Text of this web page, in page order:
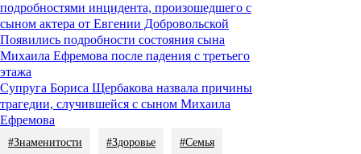
подробностями инцидента, произошедшего с
сыном актера от Евгении Добровольской
Появились подробности состояния сына
Михаила Ефремова после падения с третьего
этажа
Супруга Бориса Щербакова назвала причины
трагедии, случившейся с сыном Михаила
Ефремова
#Знаменитости #Здоровье #Семья